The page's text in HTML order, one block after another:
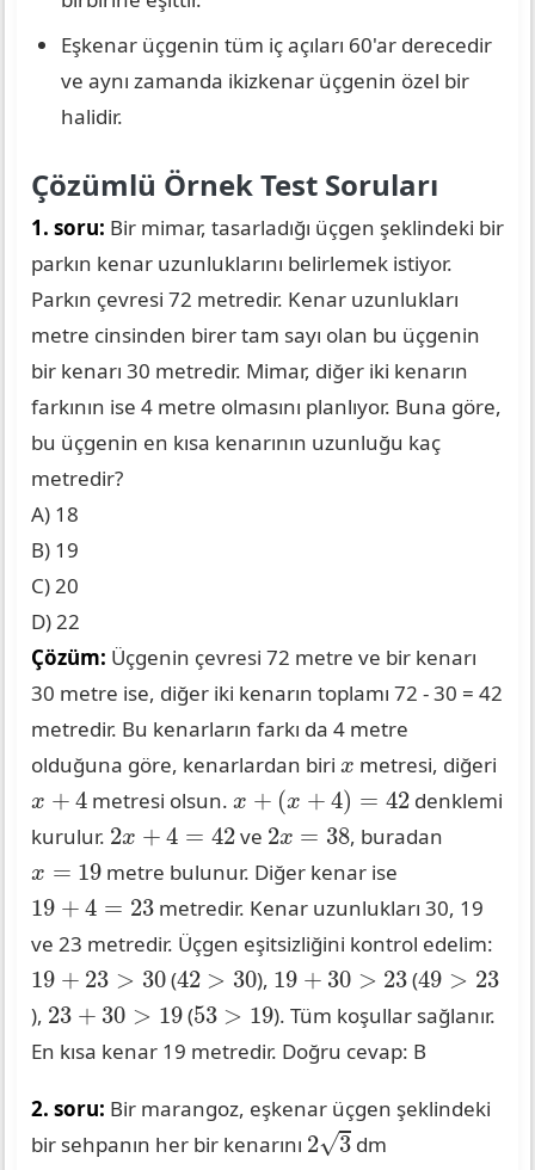
Eşkenar üçgenin tüm iç açıları 60'ar derecedir
ve aynı zamanda ikizkenar üçgenin özel bir
halidir.
Çözümlü Örnek Test Soruları
1. soru: Bir mimar, tasarladığı üçgen şeklindeki bir
parkın kenar uzunluklarını belirlemek istiyor.
Parkın çevresi 72 metredir. Kenar uzunlukları
metre cinsinden birer tam sayı olan bu üçgenin
bir kenarı 30 metredir. Mimar, diğer iki kenarın
farkının ise 4 metre olmasını planlıyor. Buna göre,
bu üçgenin en kısa kenarının uzunluğu kaç
metredir?
A) 18
B) 19
C) 20
D) 22
Çözüm: Üçgenin çevresi 72 metre ve bir kenarı
30 metre ise, diğer iki kenarın toplamı 72 - 30 = 42
metredir. Bu kenarların farkı da 4 metre
olduğuna göre, kenarlardan biri x
x metresi, diğeri
x + 4
x 4 metresi olsun.x + (x + 4) = 42
x ( x+4 )= 42
denklemi
kurulur. 2x + 4 = 42
2x +4 = 42 ve 2x = 38
2x =38 , buradan
x = 19
x =19 metre bulunur. Diğer kenar ise
19 + 4 = 23
19 + 4= 23
metredir. Kenar uzunlukları 30, 19
ve 23 metredir. Üçgen eşitsizliğini kontrol edelim:
19 + 23 > 30
19 + 23> 30 (42 > 30
42 >30 ), 19 + 30 > 23
19 + 30> 23 (49 > 23
49 >23
), 23 + 30 > 19
23 + 30> 19 (53 > 19
53 >19 ). Tüm koşullar sağlanır.
En kısa kenar 19 metredir. Doğru cevap: B
2. soru: Bir marangoz, eşkenar üçgen şeklindeki
bir sehpanın her bir kenarını 2√3
2
dm